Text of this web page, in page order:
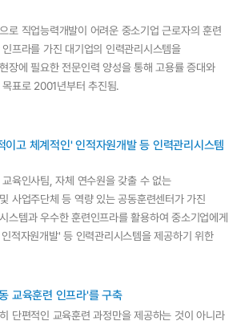
로 직업능력개발이 어려운 중소기업 근로자의 훈련
프라를 가진 대기업의 인력관리시스템을
장에 필요한 전문인력 양성을 통해 고용률 증대와
표로 2001년부터 추진됨.
이고 체계적인' 인적자원개발 등 인력관리시스템
육인사팀, 자체 연수원을 갖출 수 없는
사업주단체 등 역량 있는 공동훈련센터가 가진
스템과 우수한 훈련인프라를 활용하여 중소기업에게
적자원개발' 등 인력관리시스템을 제공하기 위한
교육훈련 인프라'를 구축
단편적인 교육훈련 과정만을 제공하는 것이 아니라